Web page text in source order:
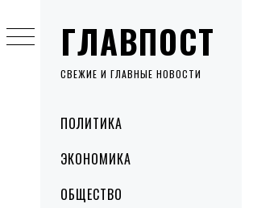
ГЛАВПОСТ
СВЕЖИЕ И ГЛАВНЫЕ НОВОСТИ
MenuПОЛИТИКА
ЭКОНОМИКА
ОБЩЕСТВО
to
content